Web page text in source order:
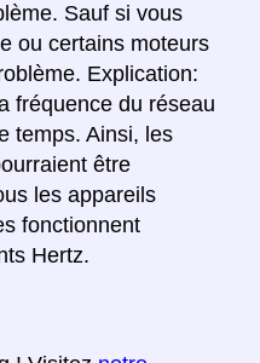
Sauf si vous
ou certains moteurs
Explication:
fréquence du réseau
temps. Ainsi, les
être
les appareils
fonctionnent
Hertz.